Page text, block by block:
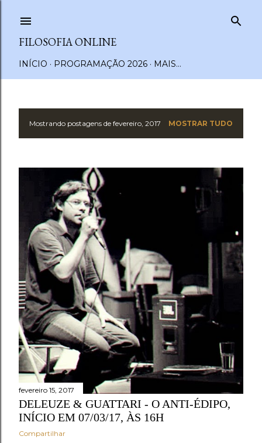
FILOSOFIA ONLINE
INÍCIO PROGRAMAÇÃO 2026 MAIS…
P
g
e
n
s
Mostrando postagens de fevereiro, 2017 MOSTRAR TUDO
fevereiro 15, 2017
DELEUZE & GUATTARI - O ANTI-ÉDIPO,
INÍCIO EM 07/03/17, ÀS 16H
Compartilhar